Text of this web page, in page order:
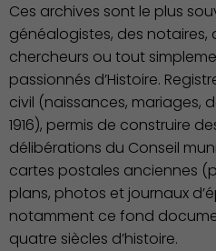
vie
Ces archives sont le plus
généalogistes, des
chercheurs ou tout
passionnés d’Histoire.
civil (naissances, mariages,
1916), permis de construire
délibérations du Conseil
cartes postales anciennes
plans, photos et journaux
notamment ce fond
quatre siècles d’histoire.